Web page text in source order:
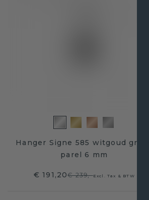
Hanger Signe 585 witgoud grijze
parel 6 mm
€ 191,20€ 239,-Excl. Tax & BTW